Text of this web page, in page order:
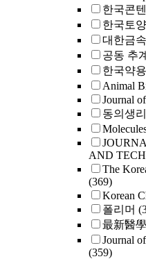
한국콘
한국토
대한금
공동 추
한국약
Animal
Journal
동의생
AND
The
(369)
Korean
폴리머
最新醫學
Journal
(359)